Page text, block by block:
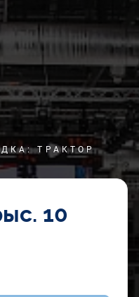
ТРАКТОР
10